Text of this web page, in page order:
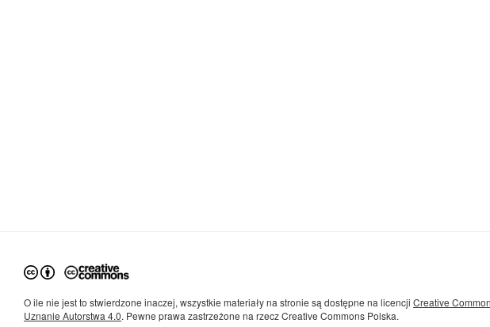
O ile nie jest to stwierdzone inaczej, wszystkie materiały na stronie są dostępne na licencji Creative
Uznanie Autorstwa 4.0. Pewne prawa zastrzeżone na rzecz Creative Commons Polska.